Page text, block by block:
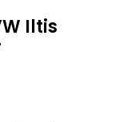
Iltis